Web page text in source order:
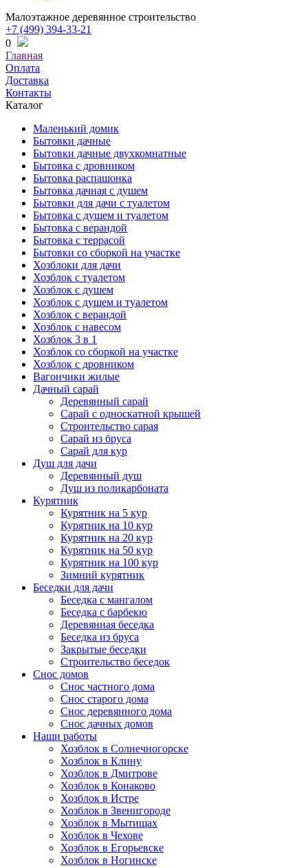
Малоэтажное деревянное строительство
+7 (499) 394-33-21
0
Главная
Оплата
Доставка
Контакты
Каталог
Маленький домик
Бытовки дачные
Бытовки дачные двухкомнатные
Бытовка с дровником
Бытовка распашонка
Бытовка дачная с душем
Бытовки для дачи с туалетом
Бытовка с душем и туалетом
Бытовка с верандой
Бытовка с террасой
Бытовки со сборкой на участке
Хозблоки для дачи
Хозблок с туалетом
Хозблок с душем
Хозблок с душем и туалетом
Хозблок с верандой
Хозблок с навесом
Хозблок 3 в 1
Хозблок со сборкой на участке
Хозблок с дровником
Вагончики жилые
Дачный сарай
Деревянный сарай
Cарай с односкатной крышей
Строительство сарая
Сарай из бруса
Сарай для кур
Душ для дачи
Деревянный душ
Душ из поликарбоната
Курятник
Курятник на 5 кур
Курятник на 10 кур
Курятник на 20 кур
Курятник на 50 кур
Курятник на 100 кур
Зимний курятник
Беседки для дачи
Беседка с мангалом
Беседка с барбекю
Деревянная беседка
Беседка из бруса
Закрытые беседки
Строительство беседок
Снос домов
Снос частного дома
Снос старого дома
Снос деревянного дома
Снос дачных домов
Наши работы
Хозблок в Солнечногорске
Хозблок в Клину
Хозблок в Дмитрове
Хозблок в Конаково
Хозблок в Истре
Хозблок в Звенигороде
Хозблок в Мытищах
Хозблок в Чехове
Хозблок в Егорьевске
Хозблок в Ногинске